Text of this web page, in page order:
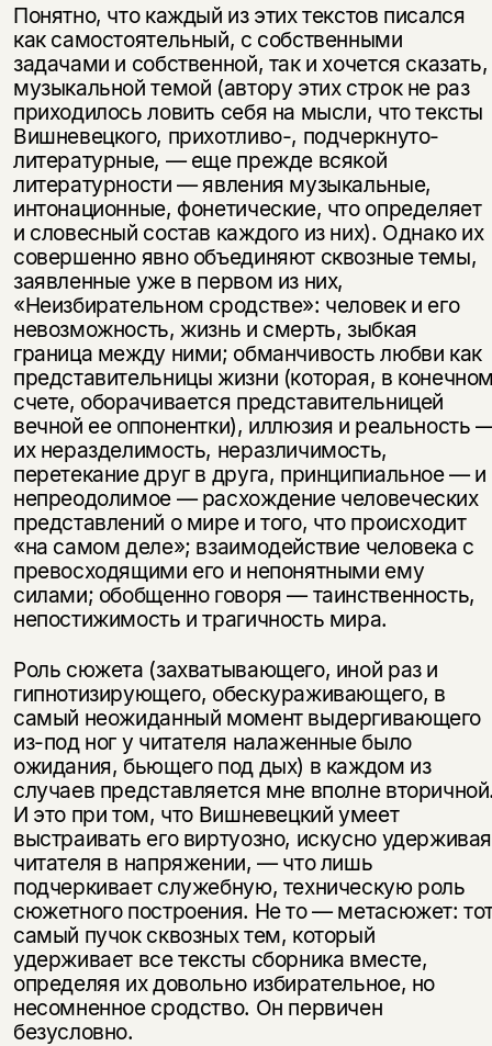
Понятно, что каждый из этих текстов писался
как самостоятельный, с собственными
задачами и собственной, так и хочется сказать,
музыкальной темой (автору этих строк не раз
приходилось ловить себя на мысли, что тексты
Вишневецкого, прихотливо-, подчеркнуто-
литературные, — еще прежде всякой
литературности — явления музыкальные,
интонационные, фонетические, что определяет
и словесный состав каждого из них). Однако их
совершенно явно объединяют сквозные темы,
заявленные уже в первом из них,
«Неизбирательном сродстве»: человек и его
невозможность, жизнь и смерть, зыбкая
граница между ними; обманчивость любви как
представительницы жизни (которая, в
счете, оборачивается представительницей
вечной ее оппонентки), иллюзия и реальность
их неразделимость, неразличимость,
перетекание друг в друга, принципиальное — и
непреодолимое — расхождение человеческих
представлений о мире и того, что происходит
«на самом деле»; взаимодействие человека с
превосходящими его и непонятными ему
силами; обобщенно говоря — таинственность,
непостижимость и трагичность мира.
Роль сюжета (захватывающего, иной раз и
гипнотизирующего, обескураживающего, в
самый неожиданный момент выдергивающего
из-под ног у читателя налаженные было
ожидания, бьющего под дых) в каждом из
случаев представляется мне вполне
И это при том, что Вишневецкий умеет
выстраивать его виртуозно, искусно удерживая
читателя в напряжении, — что лишь
подчеркивает служебную, техническую роль
сюжетного построения. Не то — метасюжет:
самый пучок сквозных тем, который
удерживает все тексты сборника вместе,
определяя их довольно избирательное, но
несомненное сродство. Он первичен
безусловно.